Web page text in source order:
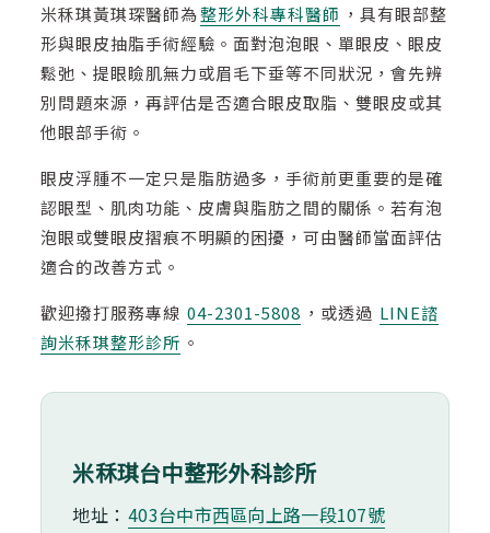
米秝琪黃琪琛醫師為整形外科專科醫師 ，具有眼部整
形與眼皮抽脂手術經驗。面對泡泡眼、單眼皮、眼皮
鬆弛、提眼瞼肌無力或眉毛下垂等不同狀況，會先辨
別問題來源，再評估是否適合眼皮取脂、雙眼皮或其
他眼部手術。
眼皮浮腫不一定只是脂肪過多，手術前更重要的是確
認眼型、肌肉功能、皮膚與脂肪之間的關係。若有泡
泡眼或雙眼皮摺痕不明顯的困擾，可由醫師當面評估
適合的改善方式。
歡迎撥打服務專線 04-2301-5808 ，或透過 LINE諮
詢米秝琪整形診所 。
米秝琪台中整形外科診所
地址： 403台中市⻄區向上路一段107號